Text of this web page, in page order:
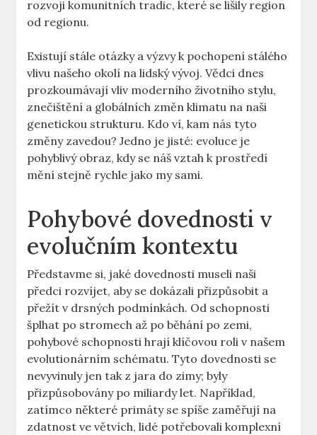
rozvoji komunitních tradic, které se lišily region
od regionu.
Existují stále otázky a výzvy k pochopení stálého
vlivu našeho okolí na lidský vývoj. Vědci dnes
prozkoumávají vliv moderního životního stylu,
znečištění a globálních změn klimatu na naši
genetickou strukturu. Kdo ví, kam nás tyto
změny zavedou? Jedno je jisté: evoluce je
pohyblivý obraz, kdy se náš vztah k prostředí
mění stejně rychle jako my sami.
Pohybové dovednosti v
evolučním kontextu
Představme si, jaké dovednosti museli naši
předci rozvíjet, aby se dokázali přizpůsobit a
přežít v drsných podmínkách. Od schopnosti
šplhat po stromech až po běhání po zemi,
pohybové schopnosti hrají klíčovou roli v našem
evolutionárním schématu. Tyto dovednosti se
nevyvinuly jen tak z jara do zimy; byly
přizpůsobovány po miliardy let. Například,
zatímco některé primáty se spíše zaměřují na
zdatnost ve větvích, lidé potřebovali komplexní